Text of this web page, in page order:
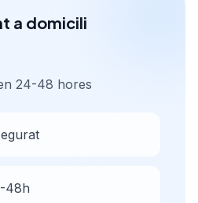
a domicili
24-48 hores
48h